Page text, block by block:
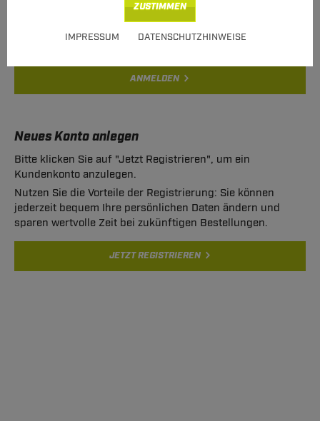
IMPRESSUM DATENSCHUTZHINWEISE
ZUSTIMMEN
angemeldet bleiben
ANMELDEN
Neues Konto anlegen
Bitte klicken Sie auf "Jetzt Registrieren", um ein
Kundenkonto anzulegen.
Nutzen Sie die Vorteile der Registrierung: Sie können
jederzeit bequem Ihre persönlichen Daten ändern und
sparen wertvolle Zeit bei zukünftigen Bestellungen.
JETZT REGISTRIEREN